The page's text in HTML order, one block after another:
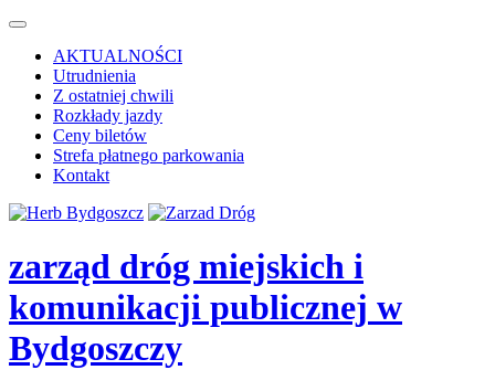
AKTUALNOŚCI
Utrudnienia
Z ostatniej chwili
Rozkłady jazdy
Ceny biletów
Strefa płatnego parkowania
Kontakt
zarząd dróg miejskich i
komunikacji publicznej w
Bydgoszczy